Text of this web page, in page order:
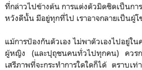
ที่กล่าวไปข้างต้น การแต่งตัวมิดชิดเป็นกา
หวังดีนั้น มีอยู่ทุกที่ไป เราอาจกลายเป็นผู้โ
แม้การป้องกันตัวเอง ไม่พาตัวเองไปอยู่ใน
ผู้หญิง (และปุถุชนคนทั่วไปทุกคน) ควร
เสรีภาพที่จะกระทำการใดใดก็ได้ ตราบเ